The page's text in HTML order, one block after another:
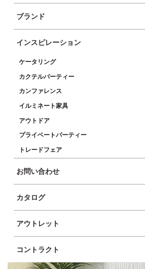
ブランド
インスピレーション
ケータリング
カクテルパーティー
カンファレンス
イルミネート家具
アウトドア
プライベートパーティー
トレードフェア
お問い合わせ
カタログ
アウトレット
コントラクト
商品イメージ